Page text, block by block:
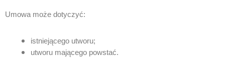
Umowa może dotyczyć:
istniejącego utworu;
utworu mającego powstać.